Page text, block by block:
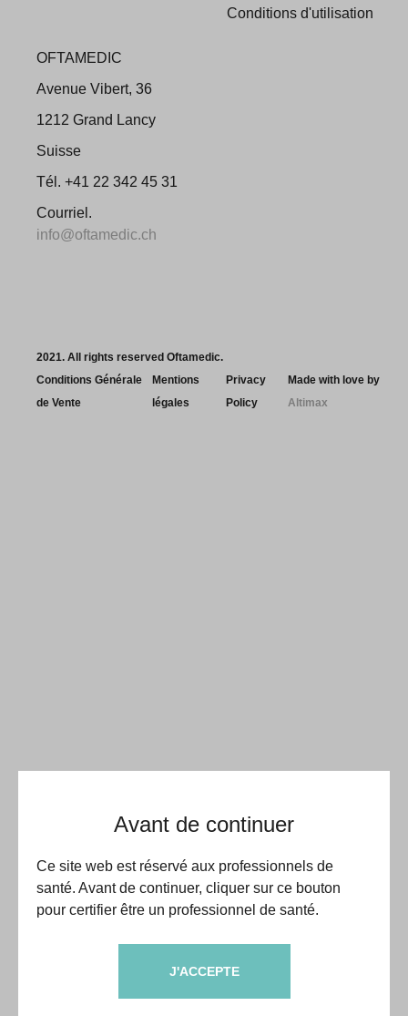
Avant de continuer
Ce site web est réservé aux professionnels de
santé. Avant de continuer, cliquer sur ce bouton
pour certifier être un professionnel de santé.
J'ACCEPTE
Conditions d'utilisation
OFTAMEDIC
Avenue Vibert, 36
1212 Grand Lancy
Suisse
Tél. +41 22 342 45 31
Courriel.
info@oftamedic.ch
2021. All rights reserved Oftamedic.
Conditions Générale
de Vente
Mentions
légales
Privacy
Policy
Made with love by
Altimax